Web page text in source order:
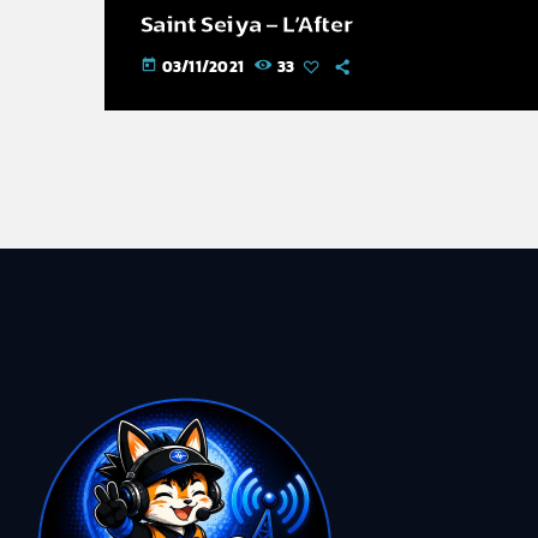
Saint Seiya – L’After
today 03/11/2021 33